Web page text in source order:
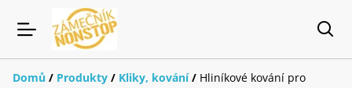
Domů / Produkty / Kliky, kování / Hliníkové kování pro